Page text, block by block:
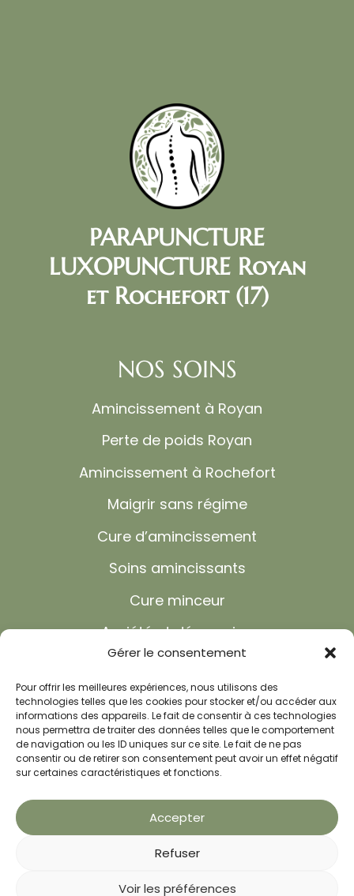
Gérer le consentement
Pour offrir les meilleures expériences, nous utilisons des
technologies telles que les cookies pour stocker et/ou accéder aux
informations des appareils. Le fait de consentir à ces technologies
nous permettra de traiter des données telles que le comportement
de navigation ou les ID uniques sur ce site. Le fait de ne pas
consentir ou de retirer son consentement peut avoir un effet négatif
sur certaines caractéristiques et fonctions.
Accepter
Refuser
Voir les préférences
PARAPUNCTURE
LUXOPUNCTURE Royan
et Rochefort (17)
NOS SOINS
Amincissement à Royan
Perte de poids Royan
Amincissement à Rochefort
Maigrir sans régime
Cure d’amincissement
Soins amincissants
Cure minceur
Anxiété et dépression
Shiatsu
Réflexologie
Recettes minceur
Actualités